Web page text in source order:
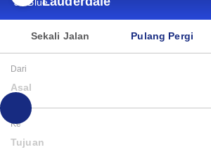
Sekali Jalan Pulang Pergi
Dari
Asal
Ke
Tujuan